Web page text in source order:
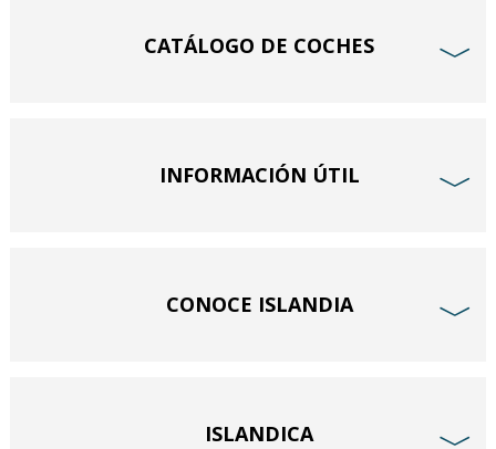
CATÁLOGO DE COCHES ﹀
INFORMACIÓN ÚTIL ﹀
CONOCE ISLANDIA ﹀
ISLANDICA